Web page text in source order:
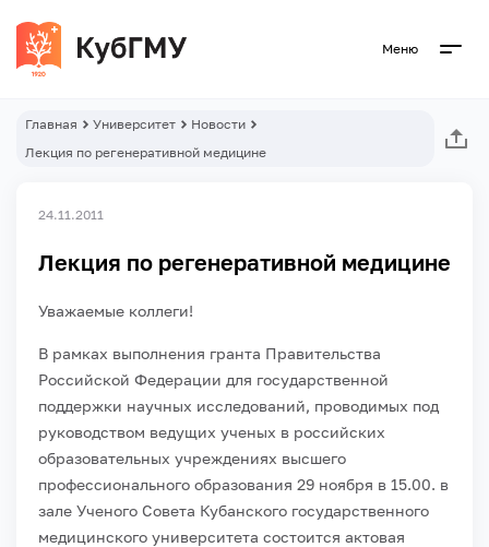
Меню
Главная Университет
Новости
Лекция по регенеративной медицине
24.11.2011
Лекция по регенеративной медицине
Уважаемые коллеги!
В рамках выполнения гранта Правительства
Российской Федерации для государственной
поддержки научных исследований, проводимых под
руководством ведущих ученых в российских
образовательных учреждениях высшего
профессионального образования 29 ноября в 15.00. в
зале Ученого Совета Кубанского государственного
медицинского университета состоится актовая